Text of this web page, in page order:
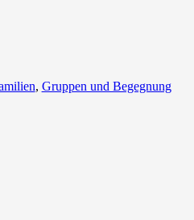
, Gruppen und Begegnung